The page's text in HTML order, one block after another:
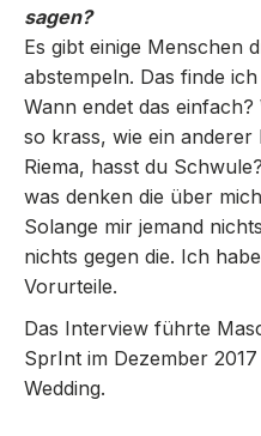
sagen?
Es gibt einige Menschen
abstempeln. Das finde
Wann endet das
so krass, wie ein anderer
Riema, hasst du
was denken die über
Solange mir jemand
nichts gegen die. Ich
Vorurteile.
Das Interview führte
SprInt im Dezember
Wedding.